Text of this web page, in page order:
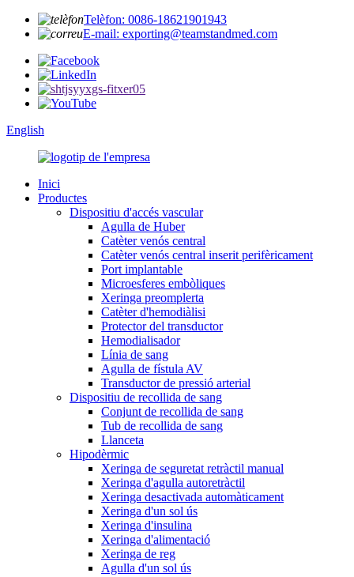
Telèfon: 0086-18621901943
E-mail: exporting@teamstandmed.com
English
Inici
Productes
Dispositiu d'accés vascular
Agulla de Huber
Catèter venós central
Catèter venós central inserit perifèricament
Port implantable
Microesferes embòliques
Xeringa preomplerta
Catèter d'hemodiàlisi
Protector del transductor
Hemodialisador
Línia de sang
Agulla de fístula AV
Transductor de pressió arterial
Dispositiu de recollida de sang
Conjunt de recollida de sang
Tub de recollida de sang
Llanceta
Hipodèrmic
Xeringa de seguretat retràctil manual
Xeringa d'agulla autoretràctil
Xeringa desactivada automàticament
Xeringa d'un sol ús
Xeringa d'insulina
Xeringa d'alimentació
Xeringa de reg
Agulla d'un sol ús